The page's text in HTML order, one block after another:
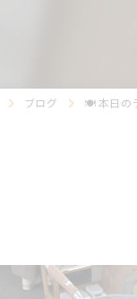
ブログ 🍽️ 本日の